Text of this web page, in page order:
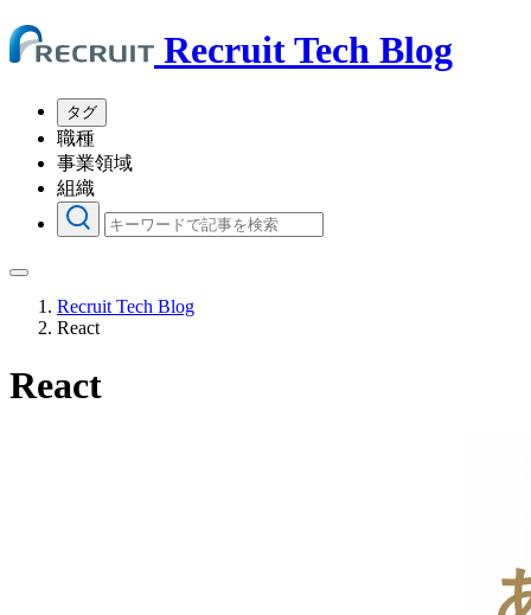
Recruit Tech Blog
タグ
職種
事業領域
組織
Recruit Tech Blog
React
React